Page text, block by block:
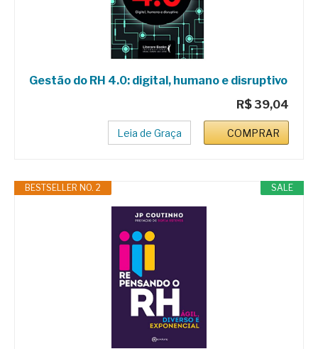
Gestão do RH 4.0: digital, humano e disruptivo
R$ 39,04
Leia de Graça COMPRAR
SALE
BESTSELLER NO. 2